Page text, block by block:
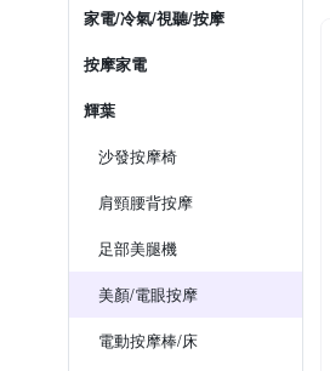
家電/冷氣/視聽/按摩
按摩家電
輝葉
沙發按摩椅
肩頸腰背按摩
足部美腿機
美顏/電眼按摩
電動按摩棒/床